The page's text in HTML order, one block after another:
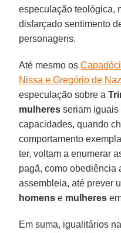
especulação teológica,
disfarçado sentimento
personagens.
Até mesmo os
Nissa e Gregório de
especulação sobre a
mulheres seriam
capacidades, quando
comportamento
ter, voltam a enumerar
pagã, como obediência
assembleia, até prever
homens e mulheres
Em suma, igualitários